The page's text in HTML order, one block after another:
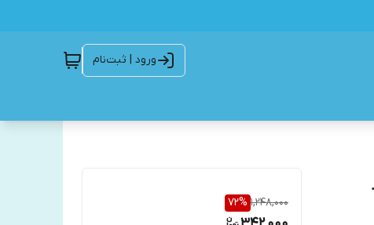
ورود | ثبت‌نام
1,248,000
72%